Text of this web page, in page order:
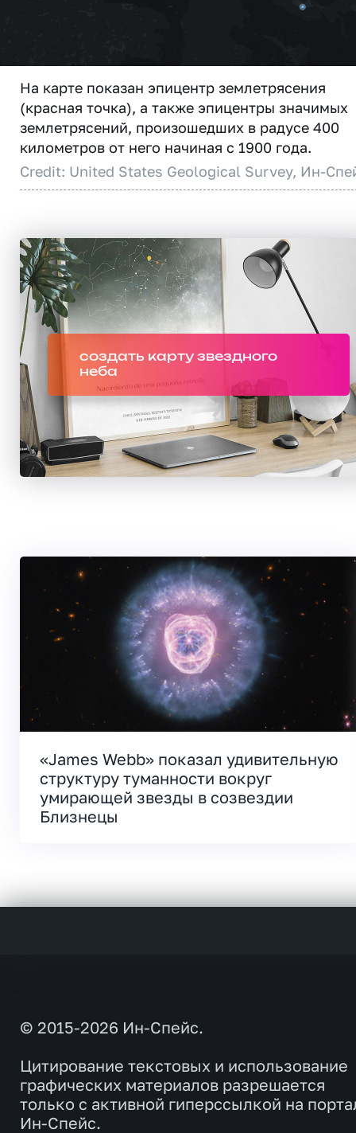
На карте показан эпицентр землетрясения
(красная точка), а также эпицентры значимых
землетрясений, произошедших в радусе 400
километров от него начиная с 1900 года.
Credit: United States Geological Survey, Ин-
создать карту звездного
неба
«James Webb» показал удивительную
структуру туманности вокруг
умирающей звезды в созвездии
Близнецы
© 2015-2026 Ин-Спейс.
Цитирование текстовых и использование
графических материалов разрешается
только с активной гиперссылкой на
Ин-Спейс.